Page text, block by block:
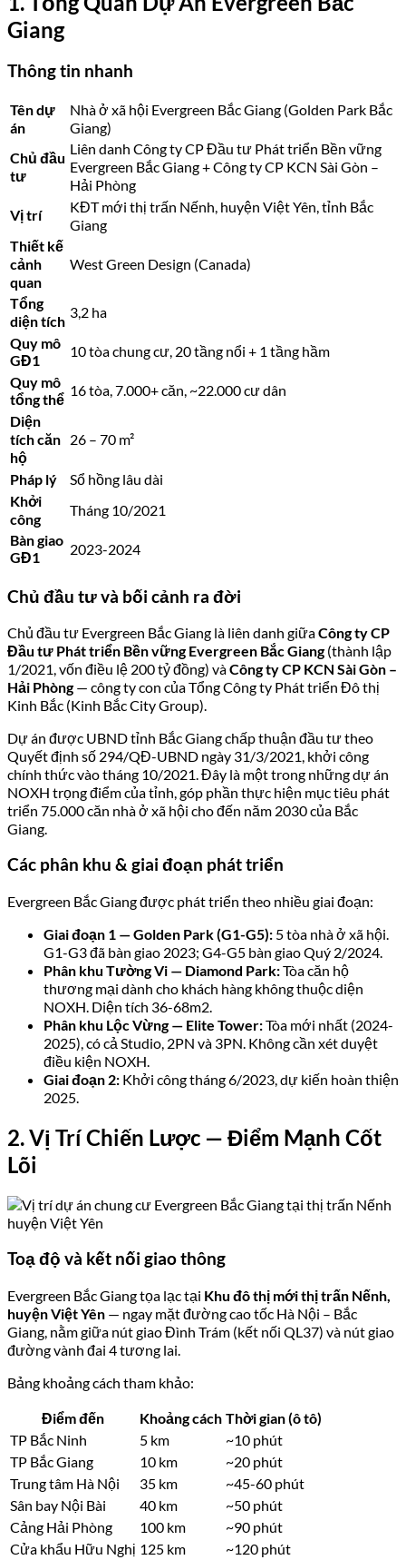
Giang
Thông tin nhanh
Tên dự
án
Nhà ở xã hội Evergreen Bắc Giang (Golden Park Bắc
Giang)
Chủ đầu
tư
Liên danh Công ty CP Đầu tư Phát triển Bền vững
Evergreen Bắc Giang + Công ty CP KCN Sài Gòn –
Hải Phòng
Vị trí
KĐT mới thị trấn Nếnh, huyện Việt Yên, tỉnh Bắc
Giang
Thiết kế
cảnh
quan
West Green Design (Canada)
Tổng
diện tích
3,2 ha
Quy mô
GĐ1
10 tòa chung cư, 20 tầng nổi + 1 tầng hầm
Quy mô
tổng thể
16 tòa, 7.000+ căn, ~22.000 cư dân
Diện
tích căn
hộ
26 – 70 m²
Pháp lý
Sổ hồng lâu dài
Khởi
công
Tháng 10/2021
Bàn giao
GĐ1
2023-2024
Chủ đầu tư và bối cảnh ra đời
Chủ đầu tư Evergreen Bắc Giang là liên danh giữaCông ty CP
Đầu tư Phát triển Bền vững Evergreen Bắc Giang(thành lập
1/2021, vốn điều lệ 200 tỷ đồng) vàCông ty CP KCN Sài Gòn –
Hải Phòng— công ty con của Tổng Công ty Phát triển Đô thị
Kinh Bắc (Kinh Bắc City Group).
Dự án được UBND tỉnh Bắc Giang chấp thuận đầu tư theo
Quyết định số 294/QĐ-UBND ngày 31/3/2021, khởi công
chính thức vào tháng 10/2021. Đây là một trong những dự án
NOXH trọng điểm của tỉnh, góp phần thực hiện mục tiêu phát
triển 75.000 căn nhà ở xã hội cho đến năm 2030 của Bắc
Giang.
Các phân khu & giai đoạn phát triển
Evergreen Bắc Giang được phát triển theo nhiều giai đoạn:
Giai đoạn 1 — Golden Park (G1-G5): 5 tòa nhà ở xã hội.
G1-G3 đã bàn giao 2023; G4-G5 bàn giao Quý 2/2024.
Phân khu Tường Vi — Diamond Park:Tòa căn hộ
thương mại dành cho khách hàng không thuộc diện
NOXH. Diện tích 36-68m2.
Phân khu Lộc Vừng — Elite Tower:Tòa mới nhất (2024-
2025), có cả Studio, 2PN và 3PN. Không cần xét duyệt
điều kiện NOXH.
Giai đoạn 2: Khởi công tháng 6/2023, dự kiến hoàn thiện
2025.
2. Vị Trí Chiến Lược — Điểm Mạnh Cốt
Lõi
Toạ độ và kết nối giao thông
Evergreen Bắc Giang tọa lạc tại Khu đô thị mới thị trấn Nếnh,
huyện Việt Yên — ngay mặt đường cao tốc Hà Nội – Bắc
Giang, nằm giữa nút giao Đình Trám (kết nối QL37) và nút giao
đường vành đai 4 tương lai.
Bảng khoảng cách tham khảo:
Điểm đến Khoảng cách Thời gian (ô tô)
TP Bắc Ninh
5 km
~10 phút
TP Bắc Giang
10 km
~20 phút
Trung tâm Hà Nội
35 km
~45-60 phút
Sân bay Nội Bài
40 km
~50 phút
Cảng Hải Phòng
100 km
~90 phút
Cửa khẩu Hữu Nghị 125 km ~120 phút